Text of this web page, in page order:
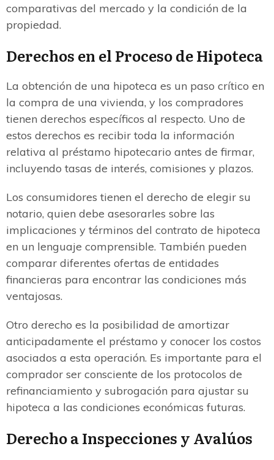
comparativas del mercado y la condición de la
propiedad.
Derechos en el Proceso de Hipoteca
La obtención de una hipoteca es un paso crítico en
la compra de una vivienda, y los compradores
tienen derechos específicos al respecto. Uno de
estos derechos es recibir toda la información
relativa al préstamo hipotecario antes de firmar,
incluyendo tasas de interés, comisiones y plazos.
Los consumidores tienen el derecho de elegir su
notario, quien debe asesorarles sobre las
implicaciones y términos del contrato de hipoteca
en un lenguaje comprensible. También pueden
comparar diferentes ofertas de entidades
financieras para encontrar las condiciones más
ventajosas.
Otro derecho es la posibilidad de amortizar
anticipadamente el préstamo y conocer los costos
asociados a esta operación. Es importante para el
comprador ser consciente de los protocolos de
refinanciamiento y subrogación para ajustar su
hipoteca a las condiciones económicas futuras.
Derecho a Inspecciones y Avalúos